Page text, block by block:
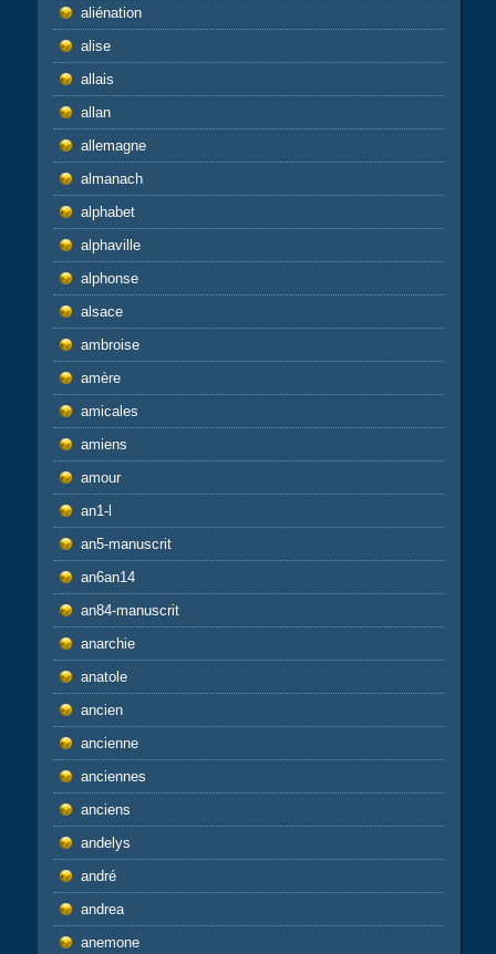
aliénation
alise
allais
allan
allemagne
almanach
alphabet
alphaville
alphonse
alsace
ambroise
amère
amicales
amiens
amour
an1-l
an5-manuscrit
an6an14
an84-manuscrit
anarchie
anatole
ancien
ancienne
anciennes
anciens
andelys
andré
andrea
anemone